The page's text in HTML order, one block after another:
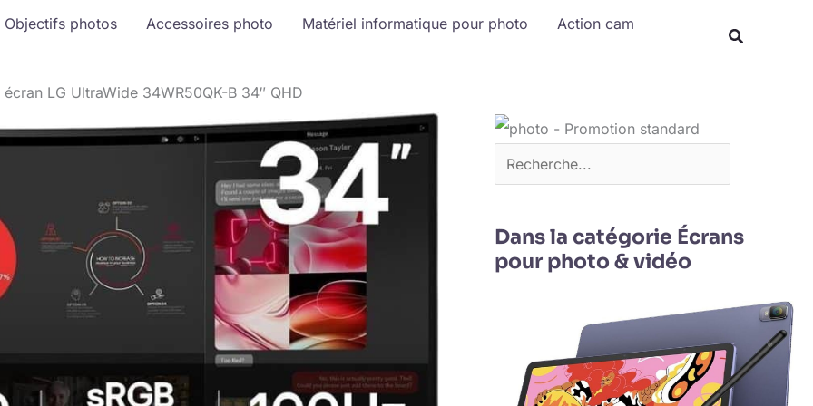
Objectifs photos Accessoires photo Matériel informatique pour photo
Action cam
écran LG UltraWide 34WR50QK-B 34″ QHD
Rechercher
Dans la catégorie Écrans
pour photo & vidéo